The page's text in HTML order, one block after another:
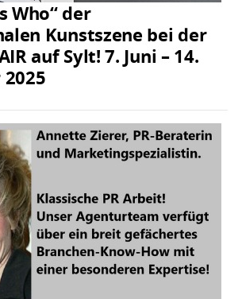
Who“ der
Kunstszene bei der
auf Sylt! 7. Juni – 14.